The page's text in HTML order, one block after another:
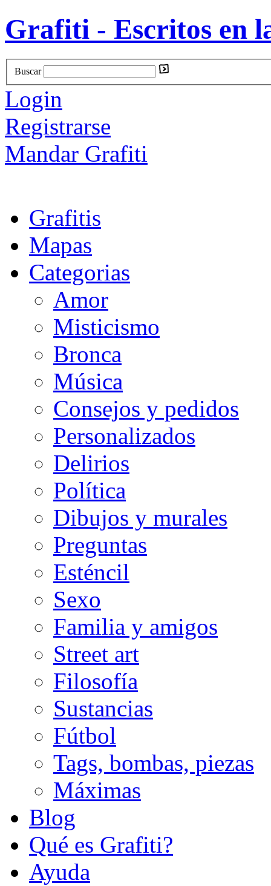
Grafiti - Escritos en
Buscar
Login
Registrarse
Mandar Grafiti
Grafitis
Mapas
Categorias
Amor
Misticismo
Bronca
Música
Consejos y pedidos
Personalizados
Delirios
Política
Dibujos y murales
Preguntas
Esténcil
Sexo
Familia y amigos
Street art
Filosofía
Sustancias
Fútbol
Tags, bombas, piezas
Máximas
Blog
Qué es Grafiti?
Ayuda